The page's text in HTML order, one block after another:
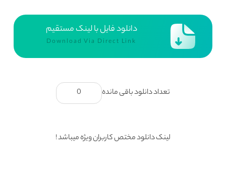
دانلود فایل با لینک مستقیم
Download Via Direct Link
تعداد دانلود باقی مانده 0
لینک دانلود مختص کاربران ویژه میباشد !